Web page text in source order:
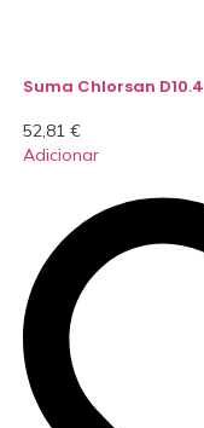
Suma Chlorsan D10.4
52,81 €
Adicionar